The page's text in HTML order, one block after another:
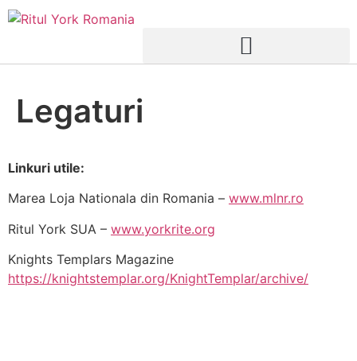
Legaturi
Linkuri utile:
Marea Loja Nationala din Romania – www.mlnr.ro
Ritul York SUA – www.yorkrite.org
Knights Templars Magazine
https://knightstemplar.org/KnightTemplar/archive/